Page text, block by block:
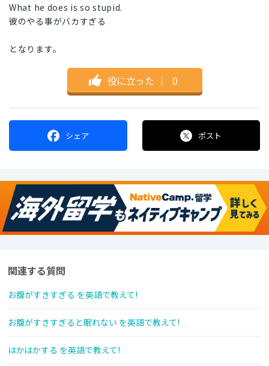
What he does is so stupid.
彼のやる事がバカすぎる
となります。
役に立った ｜ 0
シェア ポスト
関連する質問
お腹がすきすぎる を英語で教えて!
お腹がすきすぎると眠れない を英語で教えて!
はかはかする を英語で教えて!